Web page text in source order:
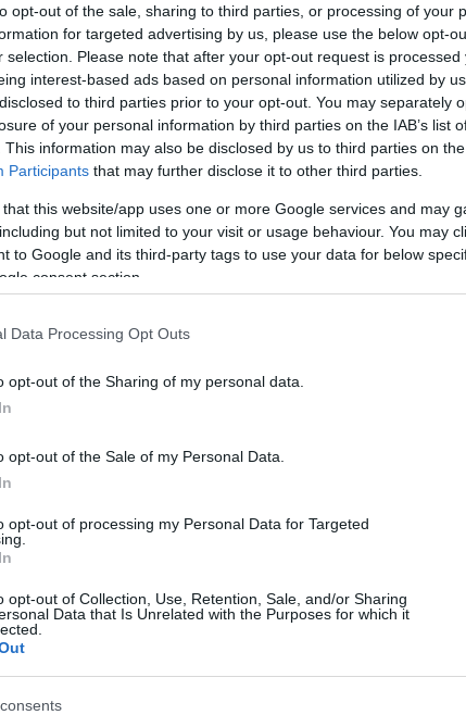
opt-out of the sale, sharing to third parties, or processing of your
for targeted advertising by us, please use the below opt-
selection. Please note that after your opt-out request is processed
interest-based ads based on personal information utilized by
to third parties prior to your opt-out. You may separately
of your personal information by third parties on the IAB’s list
This information may also be disclosed by us to third parties on the
Participants that may further disclose it to other third parties.
that this website/app uses one or more Google services and may
but not limited to your visit or usage behaviour. You may
to Google and its third-party tags to use your data for below
consent section.
Data Processing Opt Outs
opt-out of the Sharing of my personal data.
opt-out of the Sale of my Personal Data.
opt-out of processing my Personal Data for Targeted
opt-out of Collection, Use, Retention, Sale, and/or Sharing
Data that Is Unrelated with the Purposes for which it
in campo fin da stamattina. è stata già
chiusura delle scuole a fine mattinata. La
chiuderanno alle ore 13, mentre le
cliccandoqui
nella sezione
Meteo Golfo Aranci Scuole Golfo Aranci